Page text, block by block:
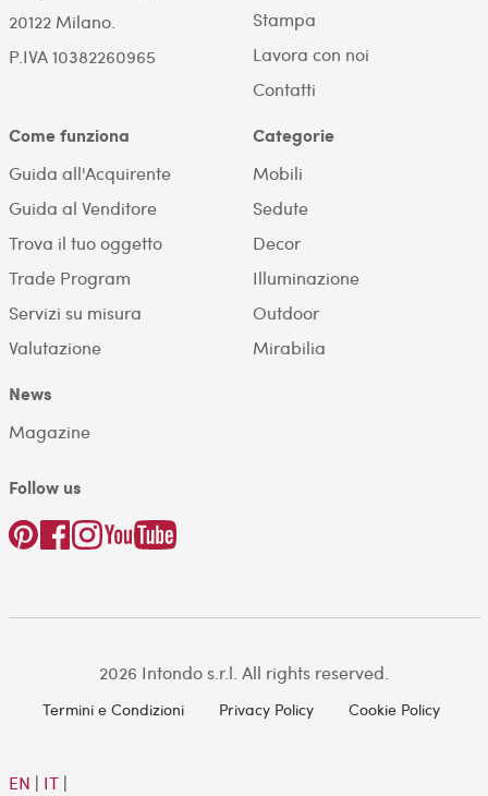
20122 Milano.
P.IVA 10382260965
Stampa
Lavora con noi
Contatti
Come funziona
Guida all'Acquirente
Guida al Venditore
Trova il tuo oggetto
Trade Program
Servizi su misura
Valutazione
Categorie
Mobili
Sedute
Decor
Illuminazione
Outdoor
Mirabilia
News
Magazine
Follow us
2026 Intondo s.r.l. All rights reserved.
Termini e Condizioni Privacy Policy Cookie Policy
EN | IT|